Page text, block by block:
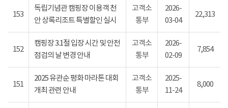
153
독립기념관 캠핑장 이용객 천
안 상록리조트 특별할인 실시
고객소
통부
2026-
03-04
22,313
152
캠핑장 3.1절 입장 시간 및 안전
점검의 날 변경 안내
고객소
통부
2026-
02-09
7,854
151
2025 유관순 평화 마라톤 대회
개최 관련 안내
고객소
통부
2025-
11-24
8,000